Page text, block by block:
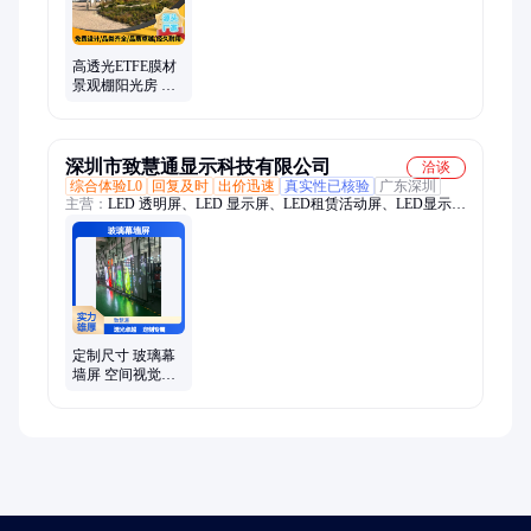
高透光ETFE膜材
景观棚阳光房 张
深圳市致慧通显示科技有限公司
洽谈
综合体验L0
回复及时 出价迅速 真实性已核验
广东深圳
主营： LED 透明屏、LED 显示屏、LED租赁活动屏、LED显示屏
户外广告、LED室内拼接屏、LED地砖屏
定制尺寸 玻璃幕
墙屏 空间视觉新